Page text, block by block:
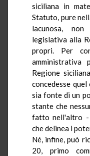
siciliana in
Statuto, pure
lacunosa,
legislativa alla
propri. Per
amministrativa
Regione
concedesse
sia fonte di un
stante che
fatto nell'altro -
che delinea i
Né, infine, può
20, primo